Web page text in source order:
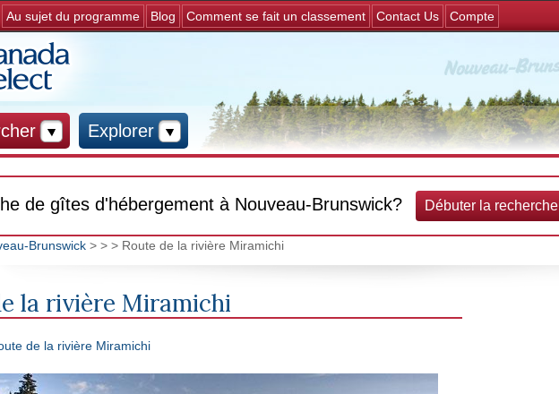
Jump to navigation
Au sujet du programme Blog Comment se fait un classement Contact Us Compte
Explorer
de gîtes d'hébergement à Nouveau-Brunswick? Débuter la recherche
Brunswick > > > Route de la rivière Miramichi
la rivière Miramichi
de la rivière Miramichi